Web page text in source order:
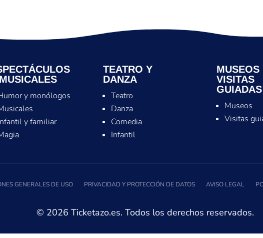
y monólogos
y familiar
TEATRO Y
DANZA
Teatro
Danza
Comedia
Infantil
MUSEOS
VISITAS
GUIADAS
Museos
Visitas
GENERALES DE USO PRIVACIDAD Y PROTECCIÓN DE DATOS AVISO LEGAL
© 2026 Ticketazo.es. Todos los derechos reservados.